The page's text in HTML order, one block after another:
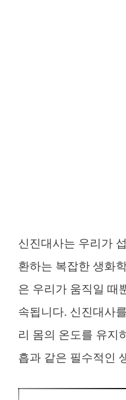
신진대사는 우리가
환하는 복잡한 생화
은 우리가 움직일 때
속됩니다. 신진대사
리 몸의 온도를 유지
흡과 같은 필수적인